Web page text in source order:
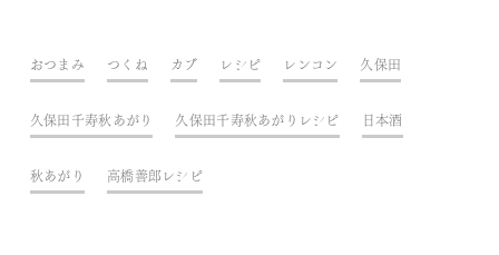
おつまみ つくね カブ レシピ レンコン 久保田
久保田千寿秋あがり 久保田千寿秋あがりレシピ 日本酒
秋あがり 高橋善郎レシピ